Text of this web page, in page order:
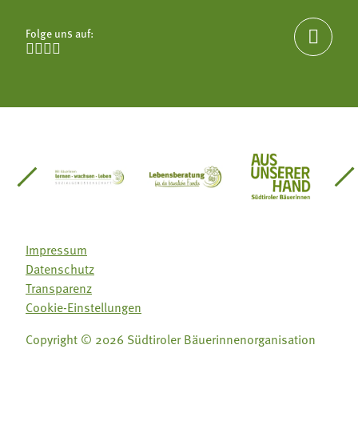
Folge uns auf:


Südtirol
Gärtnervereinigung
Sozialgenossenschaft Mit Bäuerinnen lernen -
Lebensberatung für dieAus unserer
Impressum
Datenschutz
Transparenz
Cookie-Einstellungen
Copyright © 2026 Südtiroler Bäuerinnenorganisation